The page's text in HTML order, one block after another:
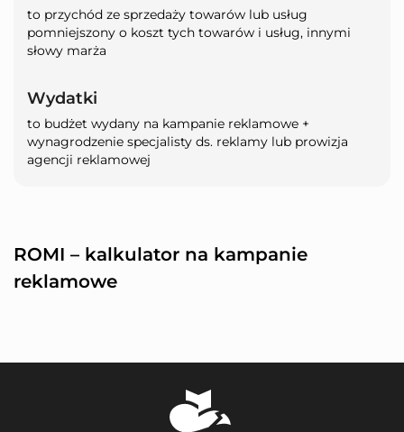
to przychód ze sprzedaży towarów lub usług
pomniejszony o koszt tych towarów i usług, innymi
słowy marża
Wydatki
to budżet wydany na kampanie reklamowe +
wynagrodzenie specjalisty ds. reklamy lub prowizja
agencji reklamowej
ROMI – kalkulator na kampanie
reklamowe